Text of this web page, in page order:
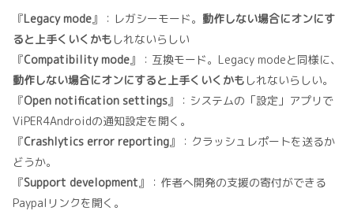
『Legacy mode 』：レガシーモード。 動作しない場合にオンにす
ると上手くいくかも しれないらしい
『Compatibility mode 』：互換モード。Legacy modeと同様に、
動作しない場合にオンにすると上手くいくかも しれないらしい。
『Open notification settings 』：システムの「設定」アプリで
ViPER4Androidの通知設定を開く。
『Crashlytics error reporting 』：クラッシュレポートを送るか
どうか。
『Support development 』：作者へ開発の支援の寄付ができる
Paypalリンクを開く。